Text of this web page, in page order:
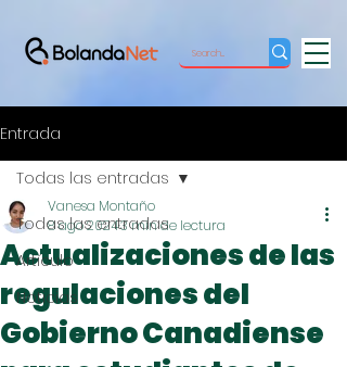
Entrada
Todas las entradas
Artículo
Noticias
Todas las entradas
Actualizaciones de las
regulaciones del
Gobierno Canadiense
Vanesa Montaño
8 ago 20243 min de lectura